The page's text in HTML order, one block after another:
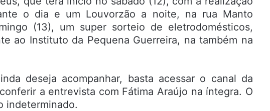
o dia e um Louvorzão a noite, na rua Manto
(13), um super sorteio de eletrodomésticos,
ao Instituto da Pequena Guerreira, na também na
deseja acompanhar, basta acessar o canal da
a entrevista com Fátima Araújo na íntegra. O
indeterminado.